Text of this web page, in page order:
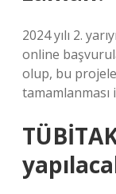
2024 yılı 2.
online
olup, bu